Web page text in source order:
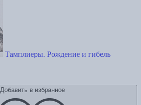
Тамплиеры. Рождение и гибель
Добавить в избранное